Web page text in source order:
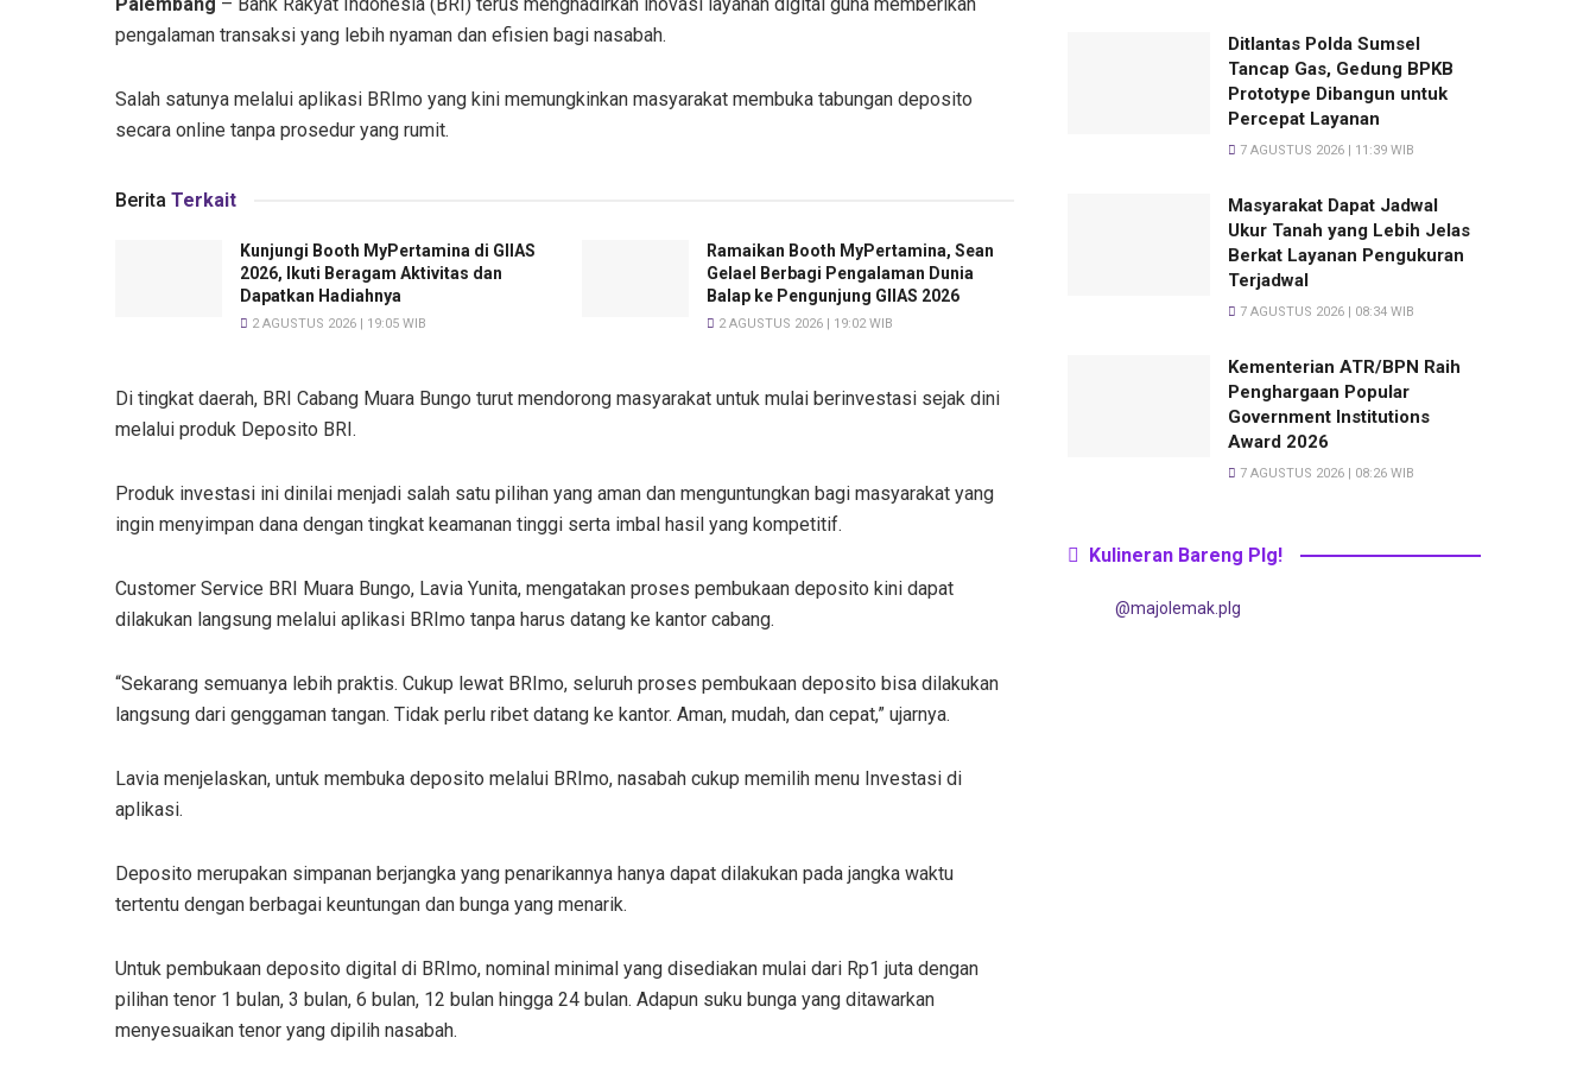
Palembang – Bank Rakyat Indonesia (BRI) terus menghadirkan inovasi layanan digital guna memberikan
pengalaman transaksi yang lebih nyaman dan efisien bagi nasabah.
Salah satunya melalui aplikasi BRImo yang kini memungkinkan masyarakat membuka tabungan deposito
secara online tanpa prosedur yang rumit.
Berita Terkait
Kunjungi Booth MyPertamina di GIIAS
2026, Ikuti Beragam Aktivitas dan
Dapatkan Hadiahnya
2 AGUSTUS 2026 | 19:05 WIB
Ramaikan Booth MyPertamina, Sean
Gelael Berbagi Pengalaman Dunia
Balap ke Pengunjung GIIAS 2026
2 AGUSTUS 2026 | 19:02 WIB
Di tingkat daerah, BRI Cabang Muara Bungo turut mendorong masyarakat untuk mulai berinvestasi sejak dini
melalui produk Deposito BRI.
Produk investasi ini dinilai menjadi salah satu pilihan yang aman dan menguntungkan bagi masyarakat yang
ingin menyimpan dana dengan tingkat keamanan tinggi serta imbal hasil yang kompetitif.
Customer Service BRI Muara Bungo, Lavia Yunita, mengatakan proses pembukaan deposito kini dapat
dilakukan langsung melalui aplikasi BRImo tanpa harus datang ke kantor cabang.
“Sekarang semuanya lebih praktis. Cukup lewat BRImo, seluruh proses pembukaan deposito bisa dilakukan
langsung dari genggaman tangan. Tidak perlu ribet datang ke kantor. Aman, mudah, dan cepat,” ujarnya.
Lavia menjelaskan, untuk membuka deposito melalui BRImo, nasabah cukup memilih menu Investasi di
aplikasi.
Deposito merupakan simpanan berjangka yang penarikannya hanya dapat dilakukan pada jangka waktu
tertentu dengan berbagai keuntungan dan bunga yang menarik.
Untuk pembukaan deposito digital di BRImo, nominal minimal yang disediakan mulai dari Rp1 juta dengan
pilihan tenor 1 bulan, 3 bulan, 6 bulan, 12 bulan hingga 24 bulan. Adapun suku bunga yang ditawarkan
menyesuaikan tenor yang dipilih nasabah.
Ditlantas Polda Sumsel
Tancap Gas, Gedung BPKB
Prototype Dibangun untuk
Percepat Layanan
7 AGUSTUS 2026 | 11:39 WIB
Masyarakat Dapat Jadwal
Ukur Tanah yang Lebih Jelas
Berkat Layanan Pengukuran
Terjadwal
7 AGUSTUS 2026 | 08:34 WIB
Kementerian ATR/BPN Raih
Penghargaan Popular
Government Institutions
Award 2026
7 AGUSTUS 2026 | 08:26 WIB
Kulineran Bareng Plg!
@majolemak.plg